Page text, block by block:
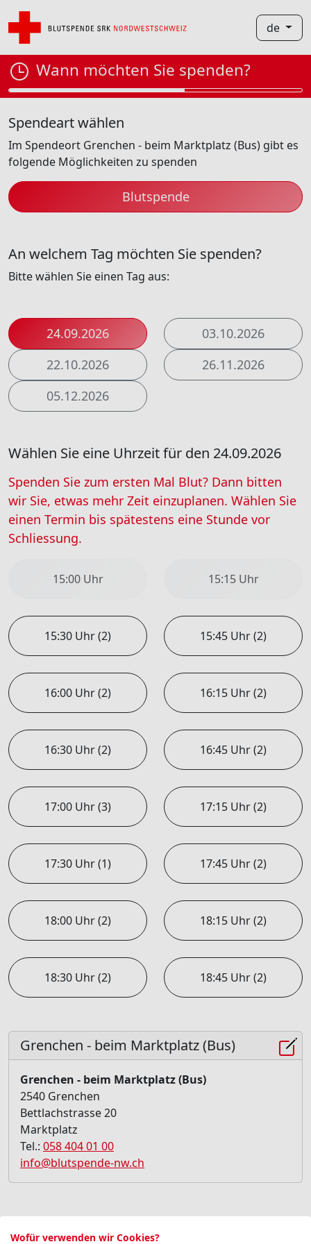
de
Wann möchten Sie spenden?
Spendeart wählen
Im Spendeort Grenchen - beim Marktplatz (Bus) gibt es
folgende Möglichkeiten zu spenden
Blutspende
An welchem Tag möchten Sie spenden?
Bitte wählen Sie einen Tag aus:
24.09.2026
03.10.2026
22.10.2026
26.11.2026
05.12.2026
Wählen Sie eine Uhrzeit für den 24.09.2026
Spenden Sie zum ersten Mal Blut? Dann bitten
wir Sie, etwas mehr Zeit einzuplanen. Wählen Sie
einen Termin bis spätestens eine Stunde vor
Schliessung.
15:00 Uhr 15:15 Uhr
15:30 Uhr (2) 15:45 Uhr (2)
16:00 Uhr (2) 16:15 Uhr (2)
16:30 Uhr (2) 16:45 Uhr (2)
17:00 Uhr (3) 17:15 Uhr (2)
17:30 Uhr (1) 17:45 Uhr (2)
18:00 Uhr (2) 18:15 Uhr (2)
18:30 Uhr (2) 18:45 Uhr (2)
Grenchen - beim Marktplatz (Bus)
Grenchen - beim Marktplatz (Bus)
2540 Grenchen
Bettlachstrasse 20
Marktplatz
Tel.: 058 404 01 00
info@blutspende-nw.ch
Blutspende Kurz-Check
Wofür verwenden wir Cookies?